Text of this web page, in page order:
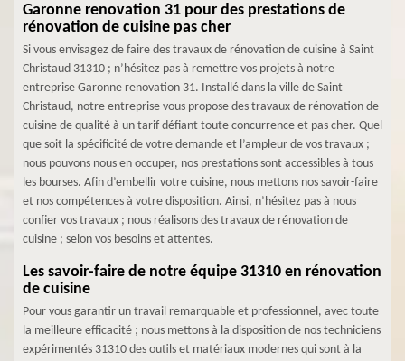
Garonne renovation 31 pour des prestations de
rénovation de cuisine pas cher
Si vous envisagez de faire des travaux de rénovation de cuisine à Saint
Christaud 31310 ; n’hésitez pas à remettre vos projets à notre
entreprise Garonne renovation 31. Installé dans la ville de Saint
Christaud, notre entreprise vous propose des travaux de rénovation de
cuisine de qualité à un tarif défiant toute concurrence et pas cher. Quel
que soit la spécificité de votre demande et l’ampleur de vos travaux ;
nous pouvons nous en occuper, nos prestations sont accessibles à tous
les bourses. Afin d’embellir votre cuisine, nous mettons nos savoir-faire
et nos compétences à votre disposition. Ainsi, n’hésitez pas à nous
confier vos travaux ; nous réalisons des travaux de rénovation de
cuisine ; selon vos besoins et attentes.
Les savoir-faire de notre équipe 31310 en rénovation
de cuisine
Pour vous garantir un travail remarquable et professionnel, avec toute
la meilleure efficacité ; nous mettons à la disposition de nos techniciens
expérimentés 31310 des outils et matériaux modernes qui sont à la